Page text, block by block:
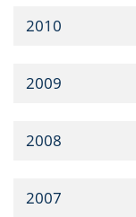
2010
2009
2008
2007